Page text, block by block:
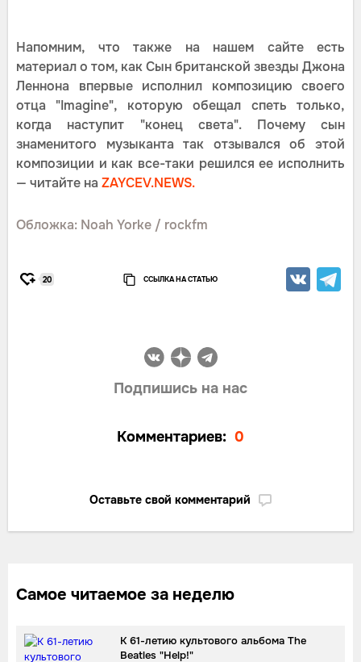
Напомним, что также на нашем сайте есть
материал о том, как Сын британской звезды Джона
Леннона впервые исполнил композицию своего
отца "Imagine", которую обещал спеть только,
когда наступит "конец света". Почему сын
знаменитого музыканта так отзывался об этой
композиции и как все-таки решился ее исполнить
— читайте на ZAYCEV.NEWS.
Обложка: Noah Yorke / rockfm
20 ССЫЛКА НА СТАТЬЮ
Подпишись на нас
Комментариев: 0
Оставьте свой комментарий
Самое читаемое за неделю
К 61-летию культового альбома The
Beatles "Help!"